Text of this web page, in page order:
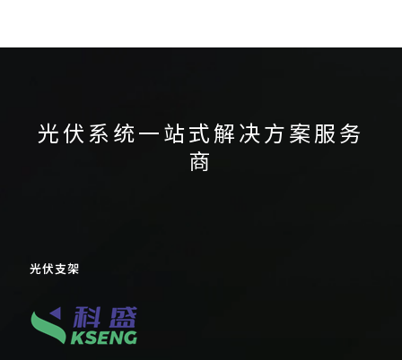
光伏系统一站式解决方案服务
商
光伏支架